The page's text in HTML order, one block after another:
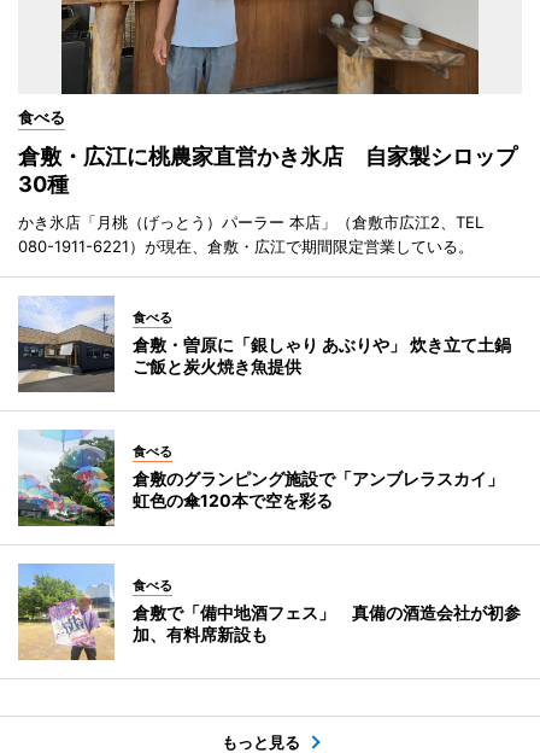
食べる
倉敷・広江に桃農家直営かき氷店 自家製シロップ
30種
かき氷店「月桃（げっとう）パーラー 本店」（倉敷市広江2、TEL
080-1911-6221）が現在、倉敷・広江で期間限定営業している。
食べる
倉敷・曽原に「銀しゃり あぶりや」 炊き立て土鍋
ご飯と炭火焼き魚提供
食べる
倉敷のグランピング施設で「アンブレラスカイ」
虹色の傘120本で空を彩る
食べる
倉敷で「備中地酒フェス」 真備の酒造会社が初参
加、有料席新設も
もっと見る